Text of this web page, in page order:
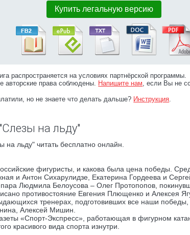
Купить легальную версию
распространяется на условиях партнёрской программы.
авторские права соблюдены. Напишите нам, если Вы не
но не знаете что делать дальше? Инструкция.
на льду"
льду" читать бесплатно онлайн.
фигуристы, и какова была цена победы.
и Антон Сихарулидзе, Екатерина Гордеева и
пара Людмила Белоусова – Олег Протопопов,
противостояние Евгения Плющенко и Алексея
тренерах, подготовивших все наши победы,
Алексей Мишин.
«Спорт-Экспресс», работающая в фигурном
красивого вида спорта изнутри.